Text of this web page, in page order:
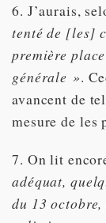
6. J’aurais,
tenté de [les]
première
générale ».
avancent de
mesure de les
7. On lit
adéquat,
du 13 octobre,